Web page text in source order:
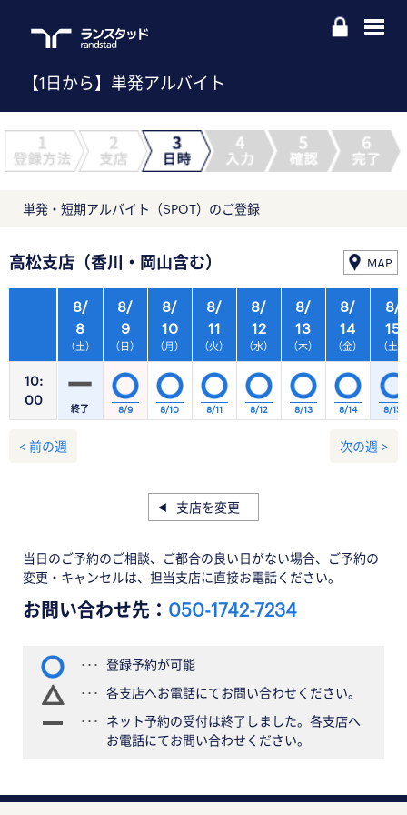
【1日から】単発アルバイト
単発・短期アルバイト（SPOT）のご登録
高松支店（香川・岡山含む） MAP
10:
00
8/
8
（土）
8/
9
（日）
8/
10
（月）
8/
11
（火）
8/
12
（水）
8/
13
（木）
8/
14
（金）
終了 8/9 8/10 8/11 8/12 8/13 8/14
8/
15
（土）
8/15
< 前の週 次の週 >
支店を変更
当日のご予約のご相談、ご都合の良い日がない場合、ご予約の
変更・キャンセルは、担当支店に直接お電話ください。
お問い合わせ先： 050-1742-7234
登録予約が可能
各支店へお電話にてお問い合わせください。
ネット予約の受付は終了しました。各支店へ
お電話にてお問い合わせください。